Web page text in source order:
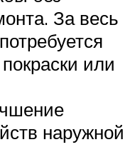
За весь
или
наружной